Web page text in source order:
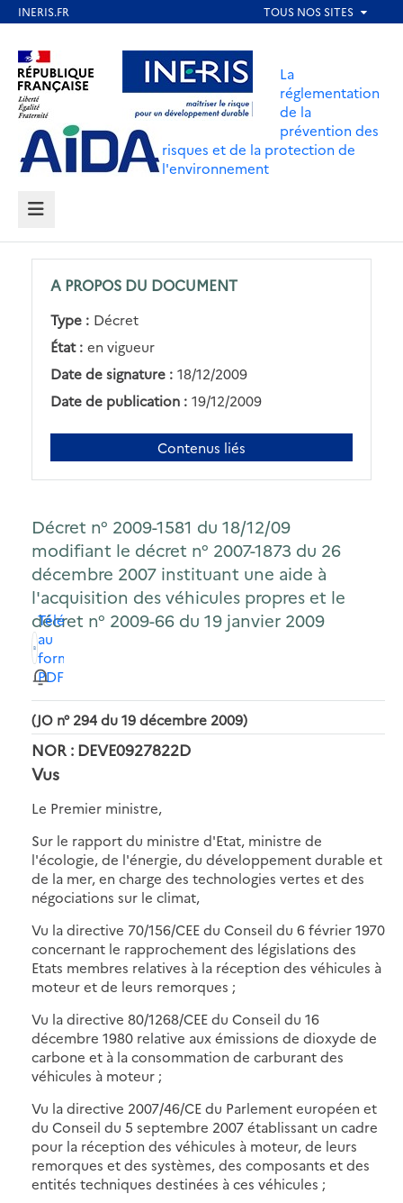
contenu
principal
Aller au contenu Aller au menu
Aller au pied de page
La
réglementation
de la
prévention des
risques et de la protection de
l'environnement
MENU
A PROPOS DU DOCUMENT
Type : Décret
État : en vigueur
Date de signature : 18/12/2009
Date de publication : 19/12/2009
Contenus liés
Décret n° 2009-1581 du 18/12/09
modifiant le décret n° 2007-1873 du 26
décembre 2007 instituant une aide à
l'acquisition des véhicules propres et le
décret n° 2009-66 du 19 janvier 2009
Télécharger
au
format
PDF
(JO n° 294 du 19 décembre 2009)
NOR : DEVE0927822D
Vus
Le Premier ministre,
Sur le rapport du ministre d'Etat, ministre de
l'écologie, de l'énergie, du développement durable et
de la mer, en charge des technologies vertes et des
négociations sur le climat,
Vu la directive 70/156/CEE du Conseil du 6 février 1970
concernant le rapprochement des législations des
Etats membres relatives à la réception des véhicules à
moteur et de leurs remorques ;
Vu la directive 80/1268/CEE du Conseil du 16
décembre 1980 relative aux émissions de dioxyde de
carbone et à la consommation de carburant des
véhicules à moteur ;
Vu la directive 2007/46/CE du Parlement européen et
du Conseil du 5 septembre 2007 établissant un cadre
pour la réception des véhicules à moteur, de leurs
remorques et des systèmes, des composants et des
entités techniques destinées à ces véhicules ;